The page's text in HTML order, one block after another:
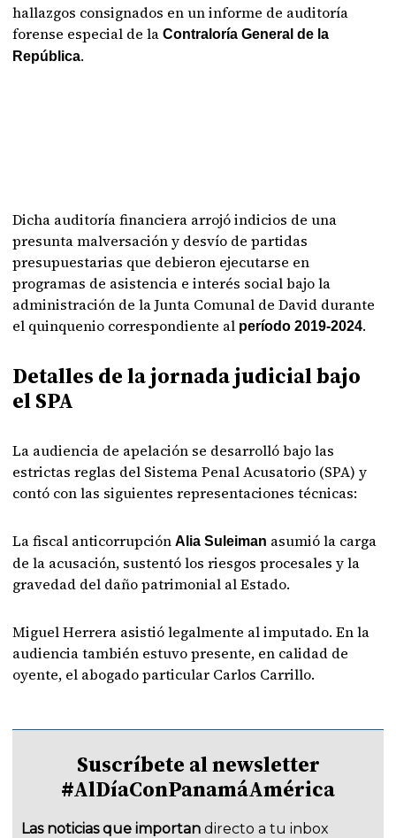
hallazgos consignados en un informe de auditoría
forense especial de laContraloría General de la
República.
Dicha auditoría financiera arrojó indicios de una
presunta malversación y desvío de partidas
presupuestarias que debieron ejecutarse en
programas de asistencia e interés social bajo la
administración de la Junta Comunal de David durante
el quinquenio correspondiente al período 2019-2024.
Detalles de la jornada judicial bajo
el SPA
La audiencia de apelación se desarrolló bajo las
estrictas reglas del Sistema Penal Acusatorio (SPA) y
contó con las siguientes representaciones técnicas:
La fiscal anticorrupciónAlia Suleiman asumió la carga
de la acusación, sustentó los riesgos procesales y la
gravedad del daño patrimonial al Estado.
Miguel Herrera asistió legalmente al imputado. En la
audiencia también estuvo presente, en calidad de
oyente, el abogado particular Carlos Carrillo.
Suscríbete al newsletter
#AlDíaConPanamáAmérica
Las noticias que importan directo a tu inbox